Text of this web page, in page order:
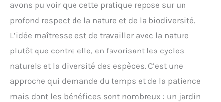
est divisé en sections et nécessite un assemblage
manuel. Après réception, des ajustements manuels
sont nécessaires pour rendre l'arbre plus dense
avons pu voir que cette pratique repose sur un
profond respect de la nature et de la biodiversité.
L’idée maîtresse est de travailler avec la nature
plutôt que contre elle, en favorisant les cycles
naturels et la diversité des espèces. C’est une
approche qui demande du temps et de la patience
mais dont les bénéfices sont nombreux : un jardin